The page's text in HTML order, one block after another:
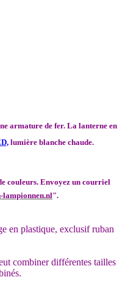
armature de fer. La lanterne en
lumière blanche chaude.
couleurs. Envoyez un courriel
lampionnen.nl".
en plastique, exclusif ruban
combiner différentes tailles